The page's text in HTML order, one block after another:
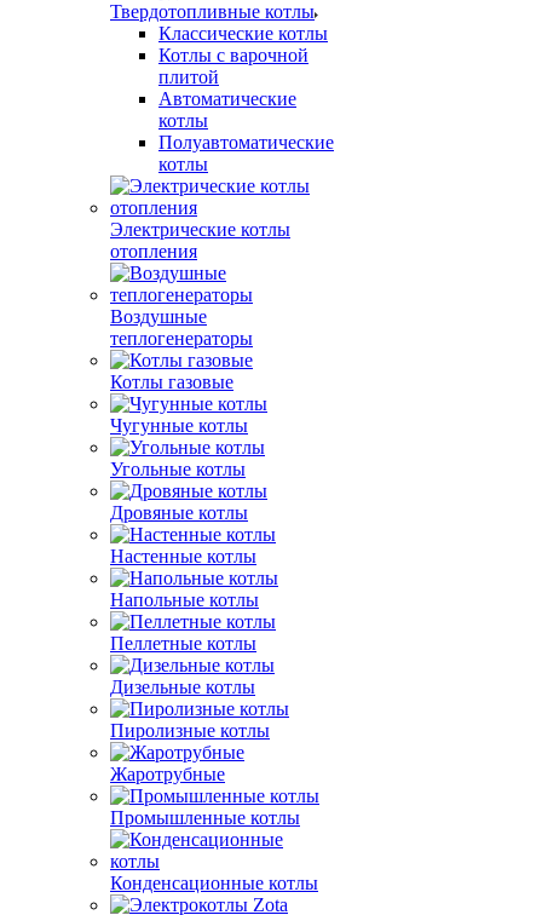
Твердотопливные котлы
Классические котлы
Котлы с варочной
плитой
Автоматические
котлы
Полуавтоматические
котлы
Электрические котлы
отопления
Воздушные
теплогенераторы
Котлы газовые
Чугунные котлы
Угольные котлы
Дровяные котлы
Настенные котлы
Напольные котлы
Пеллетные котлы
Дизельные котлы
Пиролизные котлы
Жаротрубные
Промышленные котлы
Конденсационные котлы